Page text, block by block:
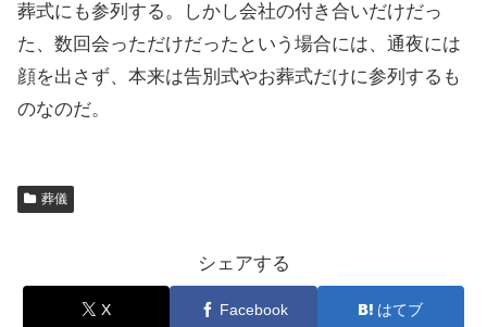
葬式にも参列する。しかし会社の付き合いだけだっ
た、数回会っただけだったという場合には、通夜には
顔を出さず、本来は告別式やお葬式だけに参列するも
のなのだ。
葬儀
シェアする
X Facebook はてブ